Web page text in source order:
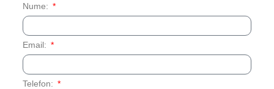
Nume:
Email:
Telefon: